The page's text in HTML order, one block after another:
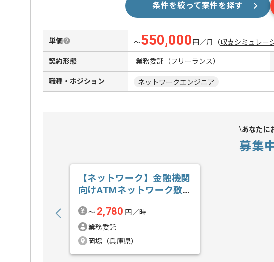
条件を絞って案件を探す
単価 〜550,000 円／月 （収支シミュレー
契約形態 業務委託（フリーランス）
職種・ポジション ネットワークエンジニア
あなたに
募集
【ネットワーク】金融機関
向けATMネットワーク敷
〜 2,780 円／時
業務委託
岡場（兵庫県）